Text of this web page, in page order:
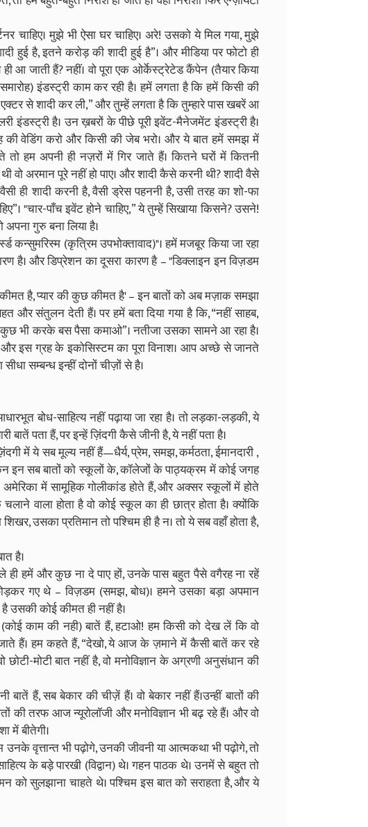
चाहिए। मुझे भी ऐसा घर चाहिए। अरे! उसको ये मिल गया, मुझे
हुई है, इतने करोड़ की शादी हुई है”। और मीडिया पर फोटो ही
ही आ जाती हैं? नहीं। वो पूरा एक ओर्केस्ट्रेटेड कैंपेन (तैयार किया
इंडस्ट्री काम कर रही है। हमें लगता है कि हमें किसी की
से शादी कर ली,” और तुम्हें लगता है कि तुम्हारे पास खबरें आ
इंडस्ट्री है। उन ख़बरों के पीछे पूरी इवेंट-मैनेजमेंट इंडस्ट्री है।
की वेडिंग करो और किसी की जेब भरो। और ये बात हमें समझ में
हम अपनी ही नज़रों में गिर जाते हैं। कितने घरों में कितनी
वो अरमान पूरे नहीं हो पाए। और शादी कैसे करनी थी? शादी वैसे
ही शादी करनी है, वैसी ड्रेस पहननी है, उसी तरह का शो-फा
"चार-पाँच इवेंट होने चाहिए,” ये तुम्हें सिखाया किसने? उसने!
गुरु बना लिया है।
कन्सुमरिस्म (कृत्रिम उपभोक्तावाद)"। हमें मजबूर किया जा रहा
है। और डिप्रेशन का दूसरा कारण है – "डिक्लाइन इन विज़डम
है, प्यार की कुछ कीमत है' – इन बातों को अब मज़ाक समझा
और संतुलन देती हैं। पर हमें बता दिया गया है कि, “नहीं साहब,
भी करके बस पैसा कमाओ”। नतीजा उसका सामने आ रहा है।
और इस ग्रह के इकोसिस्टम का पूरा विनाश। आप अच्छे से जानते
सम्बन्ध इन्हीं दोनों चीज़ों से है।
बोध-साहित्य नहीं पढ़ाया जा रहा है। तो लड़का-लड़की, ये
बातें पता हैं, पर इन्हें ज़िंदगी कैसे जीनी है, ये नहीं पता है।
में ये सब मूल्य नहीं हैं—धैर्य, प्रेम, समझ, कर्मठता, ईमानदारी ,
इन सब बातों को स्कूलों के, कॉलेजों के पाठ्यक्रम में कोई जगह
है। अमेरिका में सामूहिक गोलीकांड होते हैं, और अक्सर स्कूलों में होते
वाला होता है वो कोई स्कूल का ही छात्र होता है। क्योंकि
उसका प्रतिमान तो पश्चिम ही है न। तो ये सब वहाँ होता है,
है।
ही हमें और कुछ ना दे पाए हों, उनके पास बहुत पैसे वगैरह ना रहें
गए थे – विज़डम (समझ, बोध)। हमने उसका बड़ा अपमान
उसकी कोई कीमत ही नहीं है।
काम की नही) बातें हैं, हटाओ! हम किसी को देख लें कि वो
हैं। हम कहते हैं, “देखो, ये आज के ज़माने में कैसी बातें कर रहे
मोटी बात नहीं है, वो मनोविज्ञान के अग्रणी अनुसंधान की
हैं, सब बेकार की चीज़ें हैं। वो बेकार नहीं हैं।उन्हीं बातों की
की तरफ आज न्यूरोलॉजी और मनोविज्ञान भी बढ़ रहे हैं। और वो
में बीतेगी।
वृत्तान्त भी पढ़ोगे, उनकी जीवनी या आत्मकथा भी पढ़ोगे, तो
के बड़े पारखी (विद्वान) थे। गहन पाठक थे। उनमें से बहुत तो
को सुलझाना चाहते थे। पश्चिम इस बात को सराहता है, और ये